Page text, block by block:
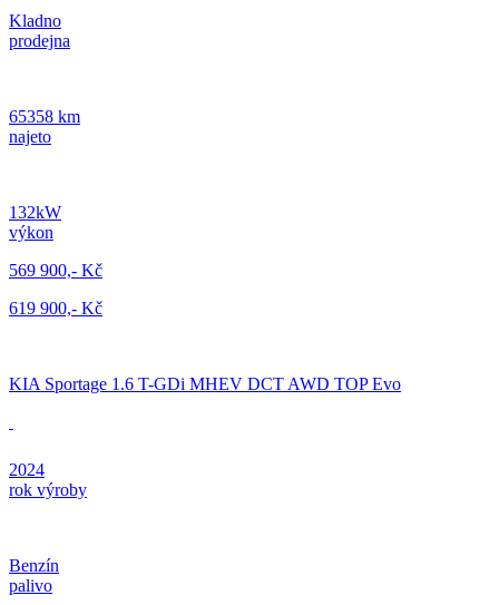
Kladno
prodejna
65358 km
najeto
132kW
výkon
569 900,- Kč
619 900,- Kč
KIA Sportage 1.6 T-GDi MHEV DCT AWD TOP Evo
2024
rok výroby
Benzín
palivo